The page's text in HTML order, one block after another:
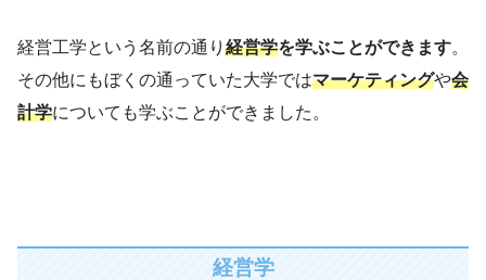
経営工学という名前の通り 経営学を学ぶことができます。
その他にもぼくの通っていた大学ではマーケティングや会
計学についても学ぶことができました。
経営学